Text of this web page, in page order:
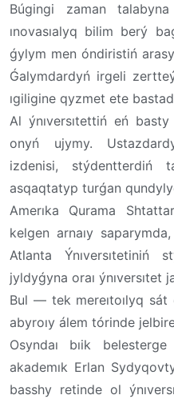
Búgingi zaman talabyna
ınovasıalyq bilim berý
ǵylym men óndiristiń
Ǵalymdardyń irgeli
ıgiligine qyzmet ete
Al ýnıversıtettiń eń
onyń ujymy.
izdenisi, stýdentterdiń
asqaqtatyp turǵan
Amerıka Qurama
kelgen arnaıy
Atlanta Ýnıversıtetiniń
jyldyǵyna oraı ýnıversıtet
Bul — tek mereıtoılyq
abyroıy álem tórinde
Osyndaı bıik
akademık Erlan
basshy retinde ol